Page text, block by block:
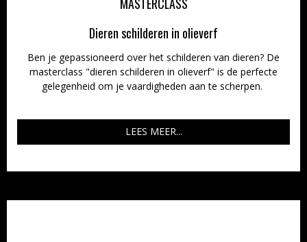
Dieren schilderen in olieverf
Ben je gepassioneerd over het schilderen van dieren? De
masterclass "dieren schilderen in olieverf" is de perfecte
gelegenheid om je vaardigheden aan te scherpen.
LEES MEER...